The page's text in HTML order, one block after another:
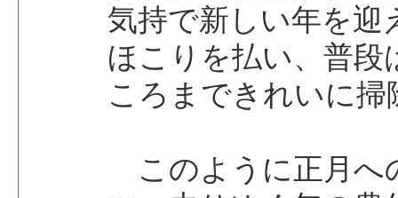
気持で新しい年を迎
ほこりを払い、普段
ころまできれいに掃
このように正月へ